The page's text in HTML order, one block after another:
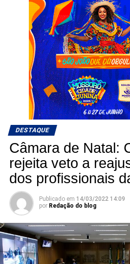
DESTAQUE
Câmara de Natal:
rejeita veto a
dos profissionais
Publicado em 14/03/2022 14:09
por Redação do blog